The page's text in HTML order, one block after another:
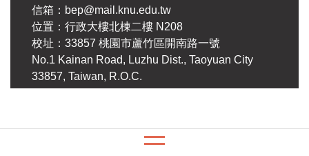
信箱：bep@mail.knu.edu.tw
位置：行政大樓北棟二樓 N208
校址：33857 桃園市蘆竹區開南路一號
No.1 Kainan Road, Luzhu Dist., Taoyuan City
33857, Taiwan, R.O.C.